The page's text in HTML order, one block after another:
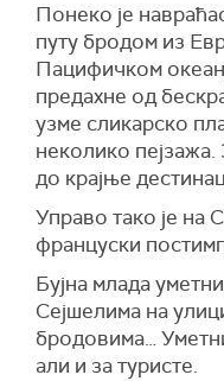
Понеко је
путу бродом из
Пацифичком
предахне од
узме сликарско
неколико
до крајње
Управо тако је на
француски
Бујна млада
Сејшелима на
бродовима…
али и за туристе.